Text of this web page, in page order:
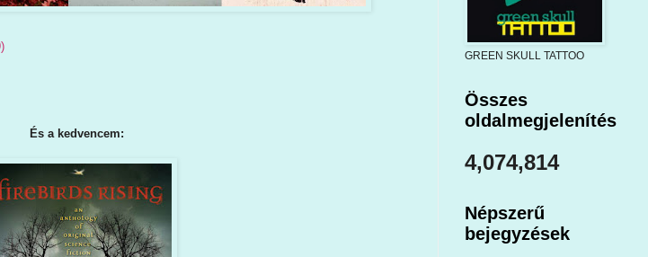
És a kedvencem:
GREEN SKULL TATTOO
Összes
oldalmegjelenítés
4,074,814
Népszerű
bejegyzések